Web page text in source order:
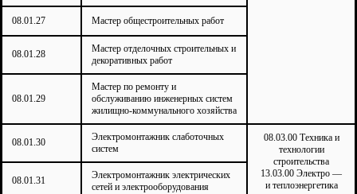
08.01.27 Мастер общестроительных работ
08.01.28
Мастер отделочных строительных и
декоративных работ
08.01.29
Мастер по ремонту и
обслуживанию инженерных систем
жилищно-коммунального хозяйства
08.01.30
Электромонтажник слаботочных
систем
08.03.00 Техника и
технологии
строительства
13.03.00 Электро —
и теплоэнергетика
08.01.31
Электромонтажник электрических
сетей и электрооборудования